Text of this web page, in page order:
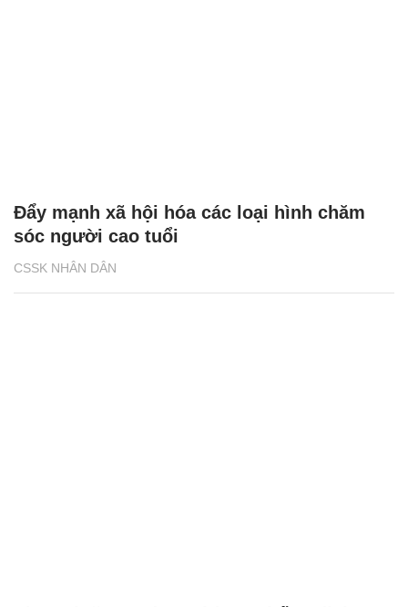
CSSK NHÂN DÂN
Đẩy mạnh xã hội hóa các loại hình chăm
sóc người cao tuổi